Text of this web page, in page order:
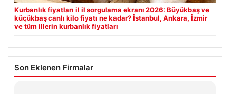
Kurbanlık fiyatları il il sorgulama ekranı 2026: Büyükbaş ve
küçükbaş canlı kilo fiyatı ne kadar? İstanbul, Ankara, İzmir
ve tüm illerin kurbanlık fiyatları
Son Eklenen Firmalar